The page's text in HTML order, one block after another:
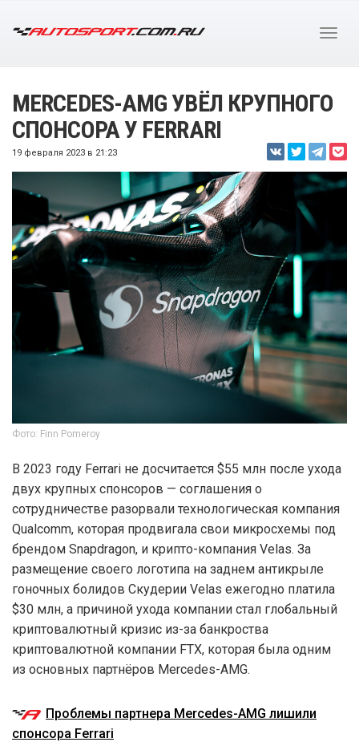
MERCEDES-AMG УВЁЛ КРУПНОГО
СПОНСОРА У FERRARI
19 февраля 2023 в 21:23
Фото: Finn Pomeroy
В 2023 году Ferrari не досчитается $55 млн после ухода
двух крупных спонсоров — соглашения о
сотрудничестве разорвали технологическая компания
Qualcomm, которая продвигала свои микросхемы под
брендом Snapdragon, и крипто-компания Velas. За
размещение своего логотипа на заднем антикрыле
гоночных болидов Скудерии Velas ежегодно платила
$30 млн, а причиной ухода компании стал глобальный
криптовалютный кризис из-за банкроства
криптовалютной компании FTX, которая была одним
из основных партнёров Mercedes-AMG.
Проблемы партнера Mercedes-AMG лишили
спонсора Ferrari